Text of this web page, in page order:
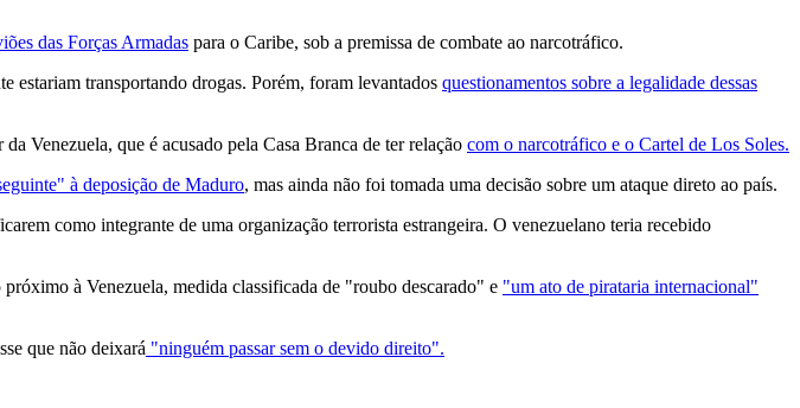
das Forças Armadas para o Caribe, sob a premissa de combate ao narcotráfico.
estariam transportando drogas. Porém, foram levantados questionamentos sobre a legalidade dessas
Venezuela, que é acusado pela Casa Branca de ter relação com o narcotráfico e o Cartel de Los Soles.
à deposição de Maduro, mas ainda não foi tomada uma decisão sobre um ataque direto ao país.
como integrante de uma organização terrorista estrangeira. O venezuelano teria recebido
à Venezuela, medida classificada de "roubo descarado" e "um ato de pirataria internacional"
que não deixará "ninguém passar sem o devido direito".